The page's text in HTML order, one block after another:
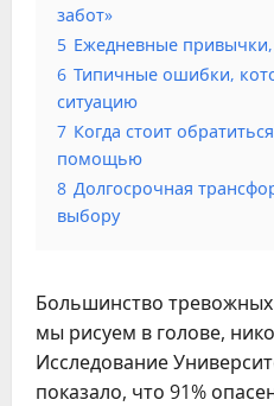
забот»
5 Ежедневные
6 Типичные ошибки,
ситуацию
7 Когда стоит
помощью
8 Долгосрочная
выбору
Большинство
мы рисуем в голове,
Исследование
показало, что 91%